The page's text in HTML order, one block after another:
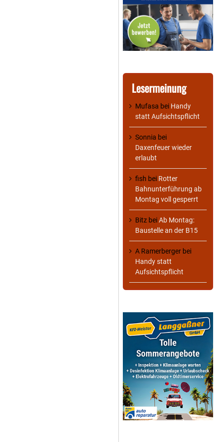
Lesermeinung
Mufasa bei Handy
statt Aufsichtspflicht
Sonnia bei
Daxenfeuer wieder
erlaubt
fish bei Rotter
Bahnunterführung ab
Montag voll gesperrt
Bitz beiAb Montag:
Baustelle an der B15
A Ramerberger bei
Handy statt
Aufsichtspflicht